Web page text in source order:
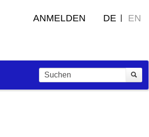
ANMELDEN DE EN